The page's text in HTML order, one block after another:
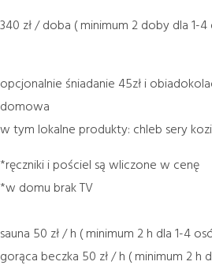
340 zł / doba ( minimum 2 doby dla 1-
opcjonalnie śniadanie 45zł i
domowa
w tym lokalne produkty: chleb sery
*ręczniki i pościel są wliczone w cenę
*w domu brak TV
sauna 50 zł / h ( minimum 2 h dla 1-4
gorąca beczka 50 zł / h ( minimum 2 h